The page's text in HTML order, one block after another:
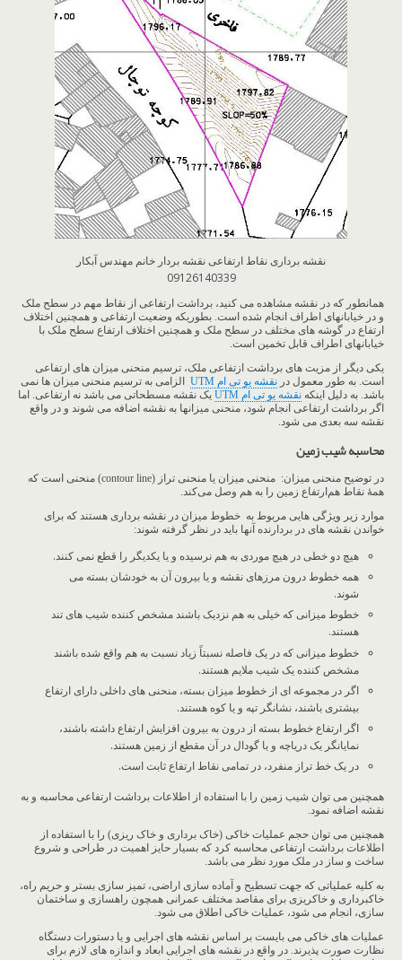
نقشه برداری نقاط ارتفاعی نقشه بردار خانم مهندس آبکار
09126140339
همانطور که در نقشه مشاهده می کنید، برداشت ارتفاعی از نقاط مهم در سطح ملک
و در خیابانهای اطراف انجام شده است. بطوریکه وضعیت ارتفاعی و همچنین اختلاف
ارتفاع در گوشه های مختلف در سطح ملک و همچنین اختلاف ارتفاع سطح ملک با
خیابانهای اطراف قابل تخمین است.
یکی دیگر از مزیت های برداشت ازتفاعی ملک، ترسیم منحنی میزان های ارتفاعی
است. به طور معمول در نقشه یو تی ام UTM
الزامی به ترسیم منحنی میزان ها نمی
باشد. به دلیل اینکه نقشه یو تی ام UTM
یک نقشه مسطحاتی می باشد نه ارتفاعی. اما
اگر برداشت ارتفاعی انجام شود، منحنی میزانها به نقشه اضافه می شوند و در واقع
نقشه سه بعدی می شود.
محاسبه شیب زمین
در توضیح منحنی میزان: منحنی میزان یا منحنی تراز (contour line) منحنی است که
همهٔ نقاط هم‌ارتفاع زمین را به هم وصل می‌کند.
موارد زیر ویژگی هایی مربوط به خطوط میزان در نقشه برداری هستند که برای
خواندن نقشه های در بردارنده آنها باید در نظر گرفته شوند:
هیچ دو خطی در هیچ موردی به هم نرسیده و یا یکدیگر را قطع نمی کنند.
همه خطوط درون مرزهای نقشه و یا بیرون آن به خودشان بسته می
شوند.
خطوط میزانی که خیلی به هم نزدیک باشند مشخص کننده شیب های تند
هستند.
خطوط میزانی که در یک فاصله نسبتاً زیاد نسبت به هم واقع شده باشند
مشخص کننده یک شیب ملایم هستند.
اگر در مجموعه ای از خطوط میزان بسته، منحنی های داخلی دارای ارتفاع
بیشتری باشند، نشانگر تپه و یا کوه هستند.
اگر ارتفاع خطوط بسته از درون به بیرون افزایش ارتفاع داشته باشند،
نمایانگر یک دریاچه و یا گودال در آن مقطع از زمین هستند.
در یک خط تراز منفرد، در تمامی نقاط ارتفاع ثابت است.
همچنین می توان شیب زمین را با استفاده از اطلاعات برداشت ارتفاعی محاسبه و به
نقشه اضافه نمود.
همچنین می توان حجم عملیات خاکی (خاک برداری و خاک ریزی) را با استفاده از
اطلاعات برداشت ارتفاعی محاسبه کرد که بسیار حایز اهمیت در طراحی و شروع
ساخت و ساز در ملک مورد نظر می باشد.
به کلیه عملیاتی که جهت تسطیح و آماده سازی اراضی، تمیز سازی بستر و حریم راه،
خاکبرداری و خاکریزی برای مقاصد مختلف عمرانی همچون راهسازی و ساختمان
سازی، انجام می شود، عملیات خاکی اطلاق می شود.
عملیات های خاکی می بایست بر اساس نقشه های اجرایی و یا دستورات دستگاه
نظارت صورت پذیرند. در واقع در نقشه های اجرایی ابعاد و اندازه های لازم برای